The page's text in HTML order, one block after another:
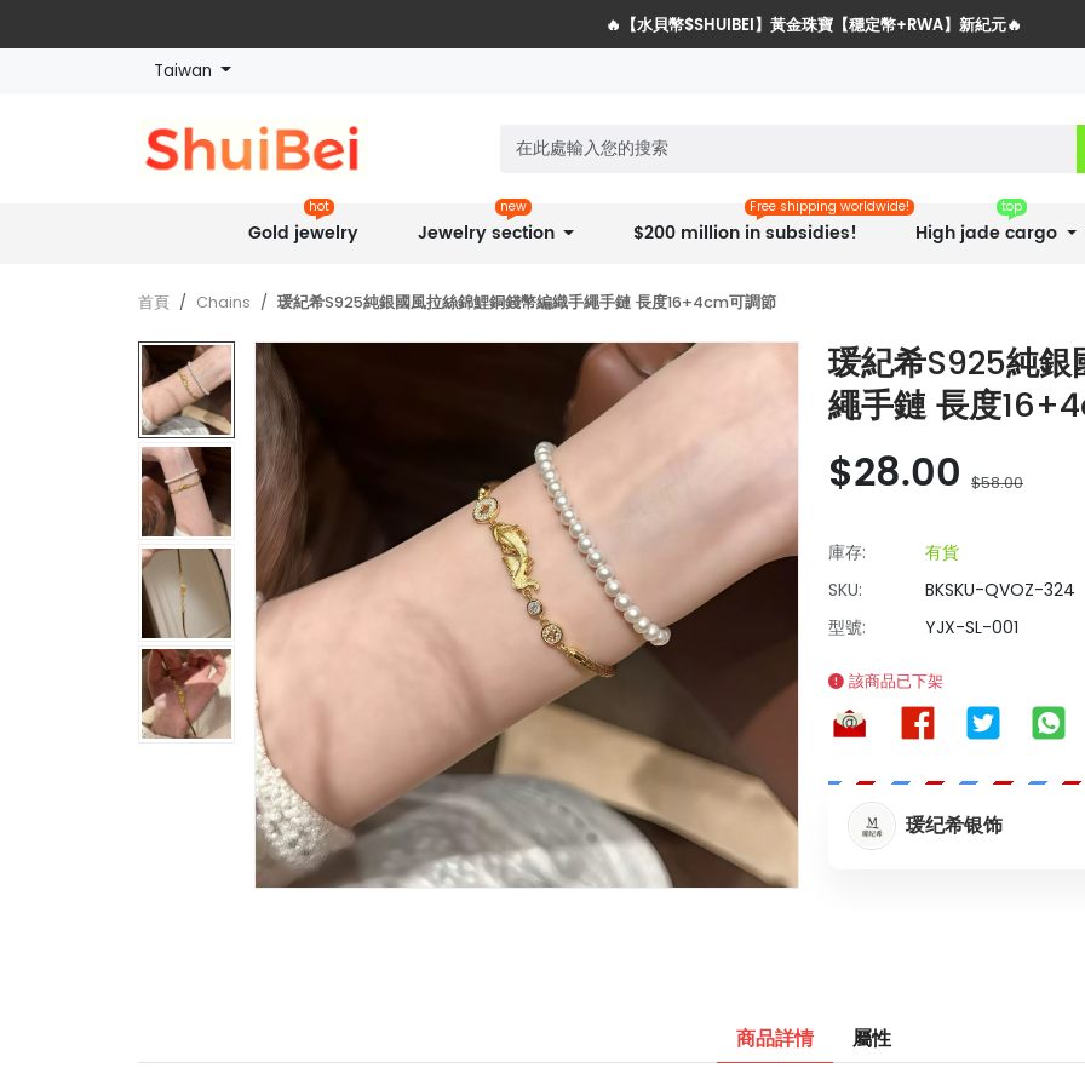
🔥【水貝幣$SHUIBEI】黃金珠寶【穩定幣+RWA】新紀元🔥
Taiwan
Gold jewelry
hot
Jewelry section
new
$200 million in subsidies!
Free shipping worldwide!
High jade cargo
top
首頁 Chains 瑗紀希S925純銀國風拉絲錦鯉銅錢幣編織手繩手鏈 長度16+4cm可調節
瑗紀希S925純銀
繩手鏈 長度
$28.00 $58.00
庫存:
有貨
SKU:
BKSKU-QVOZ-324
型號:
YJX-SL-001
該商品已下架
瑗纪希银饰
商品詳情 屬性